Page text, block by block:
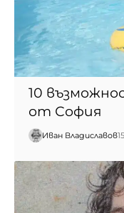
10
от София
Иван Владиславов